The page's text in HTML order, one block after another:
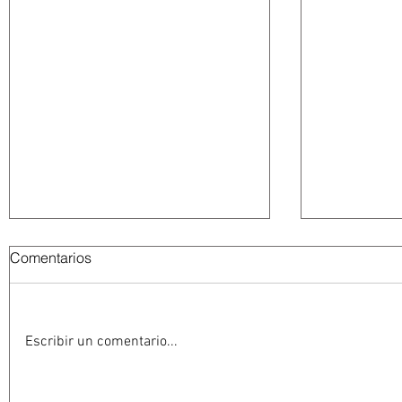
Comentarios
Escribir un comentario...